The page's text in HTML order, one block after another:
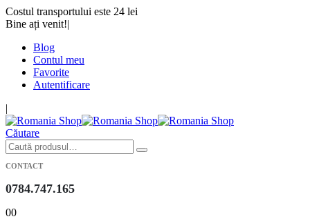
Costul transportului este 24 lei
Bine ați venit!|
Blog
Contul meu
Favorite
Autentificare
|
Căutare
CONTACT
0784.747.165
00